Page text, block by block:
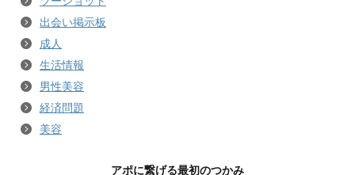
出会い掲示板
成人
生活情報
男性美容
経済問題
美容
アポに繋げる最初のつかみ